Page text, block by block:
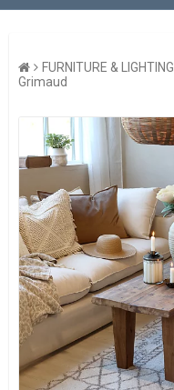
FURNITURE & LIGHTING
Grimaud